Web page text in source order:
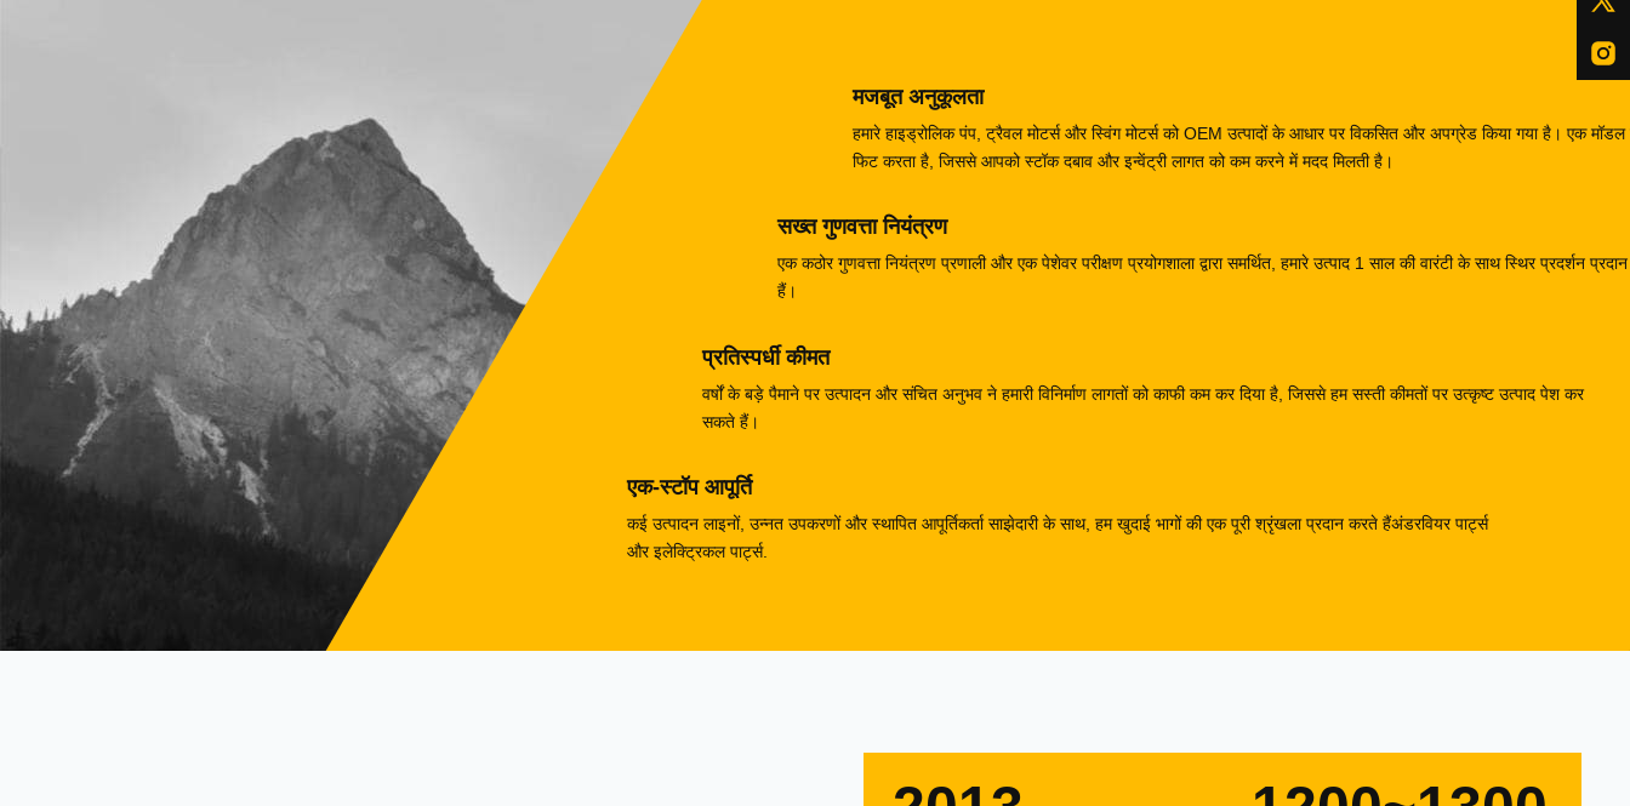
मजबूत अनुकूलता
हमारे हाइड्रोलिक पंप, ट्रैवल मोटर्स और स्विंग मोटर्स को OEM उत्पादों के आधार पर विकसित और अपग्रेड किया गया है। एक
फिट करता है, जिससे आपको स्टॉक दबाव और इन्वेंट्री लागत को कम करने में मदद मिलती है।
सख्त गुणवत्ता नियंत्रण
एक कठोर गुणवत्ता नियंत्रण प्रणाली और एक पेशेवर परीक्षण प्रयोगशाला द्वारा समर्थित, हमारे उत्पाद 1 साल की वारंटी के साथ स्थिर प्रदर्शन
हैं।
प्रतिस्पर्धी कीमत
वर्षों के बड़े पैमाने पर उत्पादन और संचित अनुभव ने हमारी विनिर्माण लागतों को काफी कम कर दिया है, जिससे हम सस्ती कीमतों पर उत्कृष्ट उत्पाद पेश कर
सकते हैं।
एक-स्टॉप आपूर्ति
कई उत्पादन लाइनों, उन्नत उपकरणों और स्थापित आपूर्तिकर्ता साझेदारी के साथ, हम खुदाई भागों की एक पूरी श्रृंखला प्रदान करते हैंअंडरवियर पार्ट्स
और इलेक्ट्रिकल पार्ट्स.